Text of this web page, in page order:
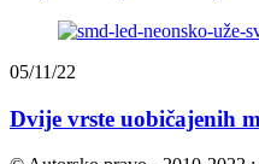
05/11/22
Dvije vrste uobičajenih